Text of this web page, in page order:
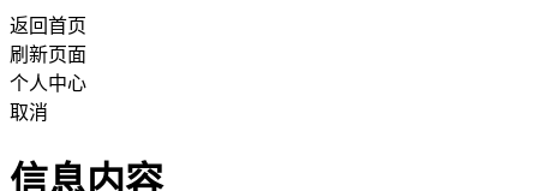
返回首页
刷新页面
个人中心
取消
信息内容